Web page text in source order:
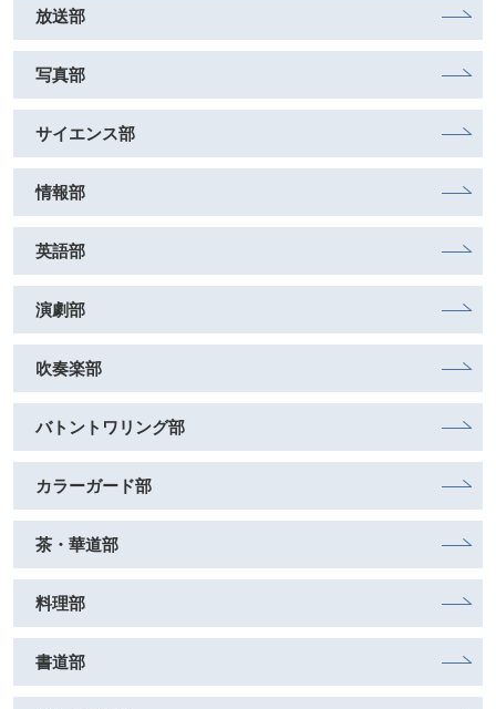
放送部
写真部
サイエンス部
情報部
英語部
演劇部
吹奏楽部
バトントワリング部
カラーガード部
茶・華道部
料理部
書道部